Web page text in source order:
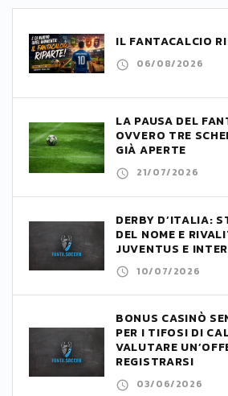
IL FANTACALCIO
06/08/2026
LA PAUSA DEL
OVVERO TRE
GIÀ APERTE
21/07/2026
DERBY D’ITALIA:
DEL NOME E
JUVENTUS E INTER
10/07/2026
BONUS CASINÒ
PER I TIFOSI DI
VALUTARE
REGISTRARSI
03/06/2026